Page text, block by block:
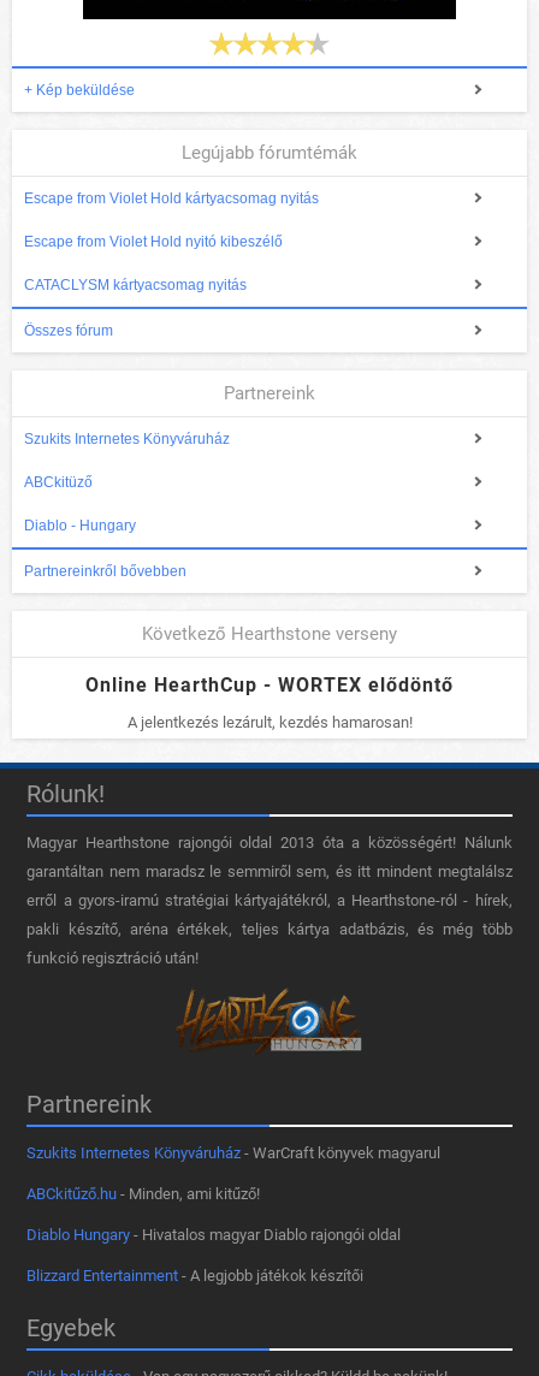
+ Kép beküldése
Legújabb fórumtémák
Escape from Violet Hold kártyacsomag nyitás
Escape from Violet Hold nyitó kibeszélő
CATACLYSM kártyacsomag nyitás
Összes fórum
Partnereink
Szukits Internetes Könyváruház
ABCkitüző
Diablo - Hungary
Partnereinkről bővebben
Következő Hearthstone verseny
Online HearthCup - WORTEX elődöntő
A jelentkezés lezárult, kezdés hamarosan!
Rólunk!
Magyar Hearthstone​ rajongói oldal 2013 óta a közösségért! Nálunk
garantáltan nem maradsz le semmiről sem, és itt mindent megtalálsz
erről a gyors-iramú stratégiai kártyajátékról, a Hearthstone-ról - hírek,
pakli készítő, aréna értékek, teljes kártya adatbázis, és még több
funkció regisztráció után!
Partnereink
Szukits Internetes Könyváruház - WarCraft könyvek magyarul
ABCkitűző.hu - Minden, ami kitűző!
Diablo Hungary - Hivatalos magyar Diablo rajongói oldal
Blizzard Entertainment - A legjobb játékok készítői
Egyebek